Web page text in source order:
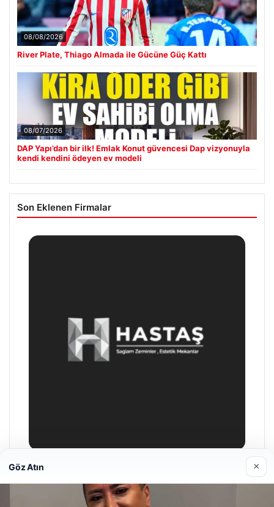
08/08/2026
River Plate, Thiago Almada ile Gücüne Güç Kattı
08/07/2026
DAP Yapı’dan bir ilk! Emlak Konut güvencesi Dap vizyonuyla
kendi kendini ödeyen ev modeli
Son Eklenen Firmalar
Göz Atın ×